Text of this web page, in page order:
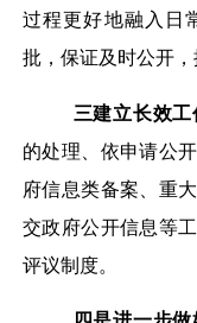
过程更好地融入日
批，保证及时公开，
三建立长效工
的处理、依申请公
府信息类备案、重
交政府公开信息等
评议制度。